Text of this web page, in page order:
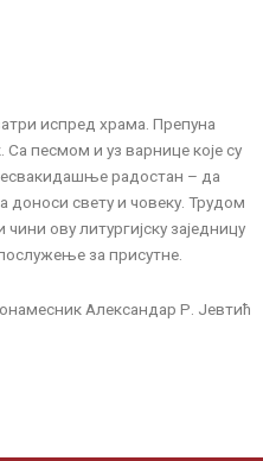
испред храма. Препуна
песмом и уз варнице које су
радостан – да
доноси свету и човеку. Трудом
ову литургијску заједницу
за присутне.
Александар Р. Јевтић